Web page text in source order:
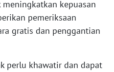
kepuasan
pemeriksaan
gratis dan penggantian
perlu khawatir dan dapat